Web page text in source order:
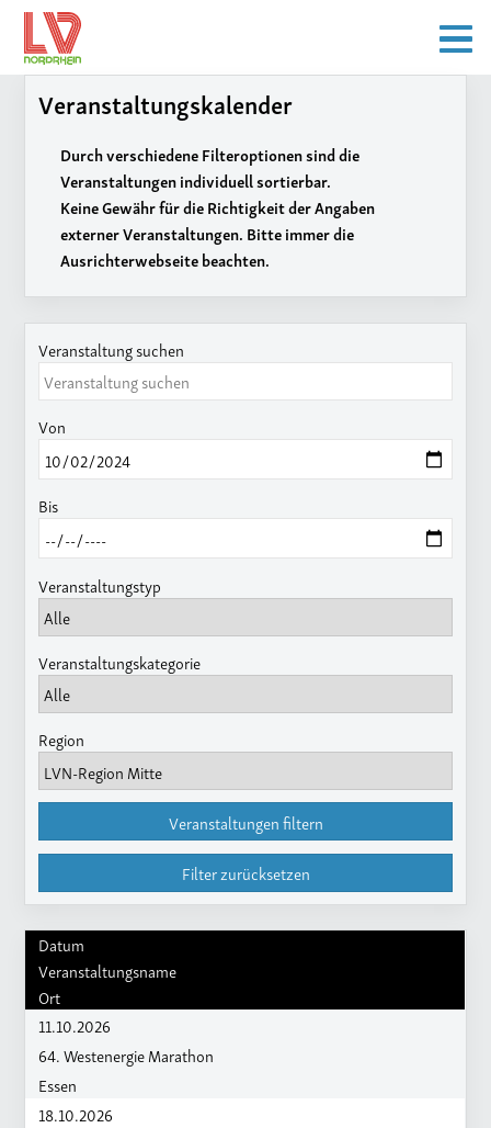
Veranstaltungskalender
Durch verschiedene Filteroptionen sind die
Veranstaltungen individuell sortierbar.
Keine Gewähr für die Richtigkeit der Angaben
externer Veranstaltungen. Bitte immer die
Ausrichterwebseite beachten.
Veranstaltung suchen
Von
Bis
Veranstaltungstyp
Veranstaltungskategorie
Region
Veranstaltungen filtern
Filter zurücksetzen
Datum
Veranstaltungsname
Ort
11.10.2026
64. Westenergie Marathon
Essen
18.10.2026